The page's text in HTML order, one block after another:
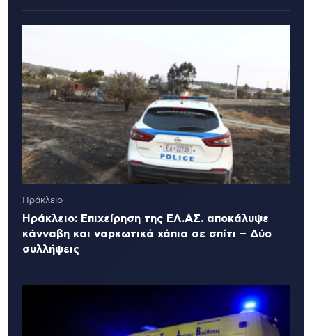
Ηράκλειο
Ηράκλειο: Επιχείρηση της ΕΛ.ΑΣ. αποκάλυψε
κάνναβη και ναρκωτικά χάπια σε σπίτι – Δύο
συλλήψεις